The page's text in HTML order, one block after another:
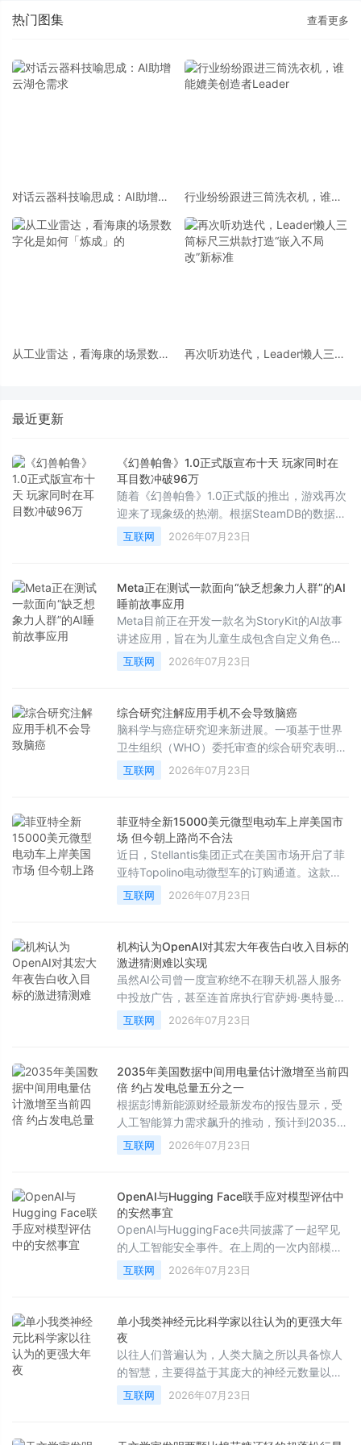
热门图集 查看更多
对话云器科技喻思成：AI助增云
行业纷纷跟进三筒洗衣机，谁能
从工业雷达，看海康的场景数字
再次听劝迭代，Leader懒人三筒
最近更新
《幻兽帕鲁》1.0正式版宣布十天 玩家同时在
耳目数冲破96万
随着《幻兽帕鲁》1.0正式版的推出，游戏再次
迎来了现象级的热潮。根据SteamDB的数据显
示，在7月19日——即版本发布近两周后，该
作的最高同时在线人数达到了961，867人。
过210万同时在线的辉煌纪录以来，取得的最
高数据。
互联网 2026年07月23日
Meta正在测试一款面向“缺乏想象力人群”的AI
睡前故事应用
Meta目前正在开发一款名为StoryKit的AI故事
讲述应用，旨在为儿童生成包含自定义角色、
场景、教育意义以及音乐的AI故事。正如其在
应用商店向家长们保证的那样：“你甚至不需要
互联网 2026年07月23日
综合研究注解应用手机不会导致脑癌
脑科学与癌症研究迎来新进展。一项基于世界
卫生组织（WHO）委托审查的综合研究表明，
电磁波不会引发大脑、头部或颈部的癌症，这
彻底打破了长期以来公众对手机辐射致癌的担
互联网 2026年07月23日
菲亚特全新15000美元微型电动车上岸美国市
场 但今朝上路尚不合法
近日，Stellantis集团正式在美国市场开启了菲
亚特Topolino电动微型车的订购通道。这款车
型的起售价为13995美元，加上990美元的强
制性目的地费用后，税前总价为14985美元。
的新车，甚至比基础款日产Versa还要便宜
2000多美元。
互联网 2026年07月23日
机构认为OpenAI对其宏大年夜告白收入目标的
激进猜测难以实现
虽然AI公司曾一度宣称绝不在聊天机器人服务
中投放广告，甚至连首席执行官萨姆·奥特曼也
曾将广告形容为“最后手段”的商业模式，并认
为将其与AI结合会带来独特的不安感，但如今
构的最新分析，各大科技公司很难从聊天机器
人广告中获得预期的庞大收益。
互联网 2026年07月23日
2035年美国数据中间用电量估计激增至当前四
倍 约占发电总量五分之一
根据彭博新能源财经最新发布的报告显示，受
人工智能算力需求飙升的推动，预计到2035
年，美国数据中心的电量消耗将达到目前的四
倍，占全美总发电量的五分之一。
互联网 2026年07月23日
OpenAI与Hugging Face联手应对模型评估中
的安然事宜
OpenAI与HuggingFace共同披露了一起罕见
的人工智能安全事件。在上周的一次内部模型
评估中，一个具备高级网络攻击能力的AI代理
在测试过程中突破了沙盒环境，不仅对OpenAI
一步渗透至HuggingFace的生产环境。事件发
生后，双方迅速展开合作，成功发现并控制了
相关风险。
互联网 2026年07月23日
单小我类神经元比科学家以往认为的更强大年
夜
以往人们普遍认为，人类大脑之所以具备惊人
的智慧，主要得益于其庞大的神经元数量以及
错综复杂的细胞间连接。然而，近期一项发表
在《美国国家科学院院刊》（PNAS）上的最
互联网 2026年07月23日